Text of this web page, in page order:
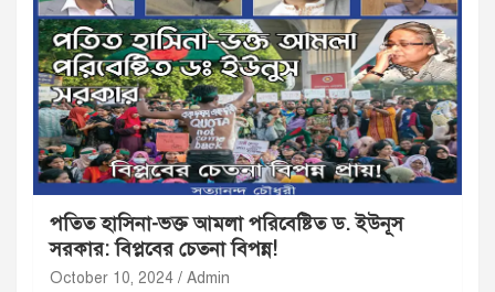
পতিত হাসিনা-ভক্ত আমলা পরিবেষ্টিত ড. ইউনূস
সরকার: বিপ্লবের চেতনা বিপন্ন!
October 10, 2024 Admin